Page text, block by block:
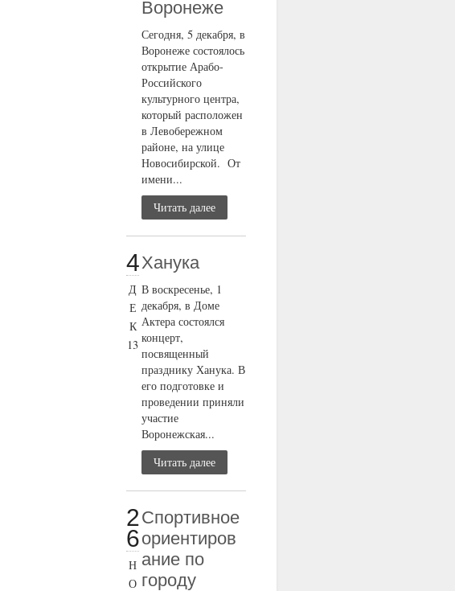
Воронеже
Сегодня, 5 декабря, в
Воронеже состоялось
открытие Арабо-
Российского
культурного центра,
который расположен
в Левобережном
районе, на улице
Новосибирской. От
имени...
Читать далее
4
Д
Е
К
13
Ханука
В воскресенье, 1
декабря, в Доме
Актера состоялся
концерт,
посвященный
празднику Ханука. В
его подготовке и
проведении приняли
участие
Воронежская...
Читать далее
2
6
Н
О
Cпортивное
ориентиров
ание по
городу